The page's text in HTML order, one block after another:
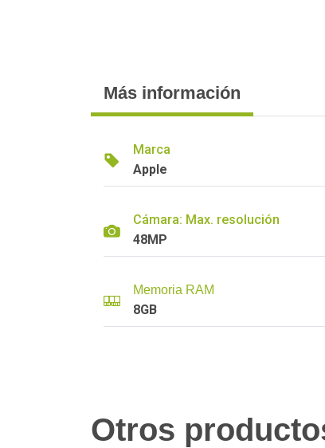
Más información
Marca
Apple
Cámara: Max. resolución
48MP
Memoria RAM
8GB
Otros